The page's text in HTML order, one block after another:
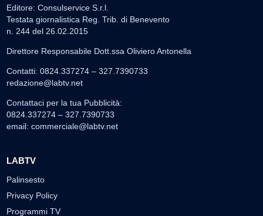
Editore: Consulservice S.r.l.
Testata giornalistica Reg. Trib. di Benevento
n. 244 del 26.02.2015
Direttore Responsabile Dott.ssa Oliviero Antonella
Contatti: 0824.337274 – 327.7390733
redazione@labtv.net
Contattaci per la tua Pubblicità:
0824.337274 – 327.7390733
email: commerciale@labtv.net
LABTV
Palinsesto
Privacy Policy
Programmi TV